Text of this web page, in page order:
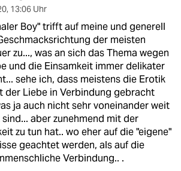
, 13:06 Uhr
Boy" trifft auf meine und generell
der meisten
zu..., was an sich das Thema wegen
und die Einsamkeit immer delikater
sehe ich, dass meistens die Erotik
der Liebe in Verbindung gebracht
ja auch nicht sehr voneinander weit
aber zunehmend mit der
zu tun hat.. wo eher auf die "eigene"
geachtet werden, als auf die
Verbindung.. .